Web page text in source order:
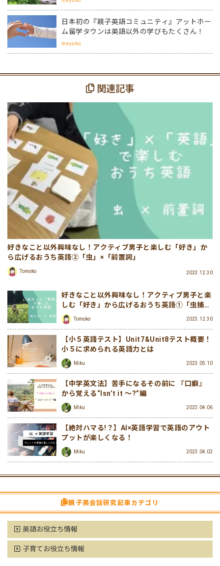
日本初の『親子英語コミュニティ』アットホー
ム留学タウンは英語以外の学びもたくさん！
mayuko
関連記事
好きなこと以外興味なし！アクティブ男子と楽しむ「好き」か
ら広げるおうち英語②「虫」×「前置詞」
Tomoko 2023.12.30
好きなこと以外興味なし！アクティブ男子と楽
しむ「好き」から広げるおうち英語①「虫捕
り」×「英語」
Tomoko 2023.12.30
【小５英語テスト】Unit7&Unit8テスト概要！
小５に求められる英語力とは
Miku 2023.05.10
【中学英文法】苦手になるその前に 『口癖』
から覚える“Isn’t it ～?”編
Miku 2023.04.06
【絶対ハマる!？】AI×英語学習で英語のアウト
プットが楽しくなる！
Miku 2023.04.02
親子英会話研究記事カテゴリ
英語お役立ち情報
子育てお役立ち情報